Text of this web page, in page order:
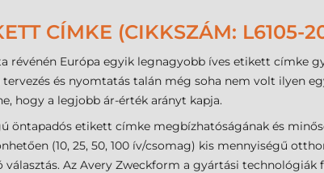
CÍMKE (CIKKSZÁM: L6105-
révénén Európa egyik legnagyobb íves etikett címke
és nyomtatás talán még soha nem volt ilyen
hogy a legjobb ár-érték arányt kapja.
öntapadós etikett címke megbízhatóságának és
(10, 25, 50, 100 ív/csomag) kis mennyiségű
Az Avery Zweckform a gyártási